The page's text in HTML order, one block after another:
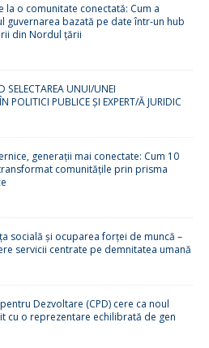
la o comunitate conectată: Cum a
guvernarea bazată pe date într-un hub
din Nordul țării
SELECTAREA UNUI/UNEI
POLITICI PUBLICE ȘI EXPERT/Ă JURIDIC
generații mai conectate: Cum 10
comunitățile prin prisma
socială și ocuparea forței de muncă –
servicii centrate pe demnitatea umană
Dezvoltare (CPD) cere ca noul
cu o reprezentare echilibrată de gen